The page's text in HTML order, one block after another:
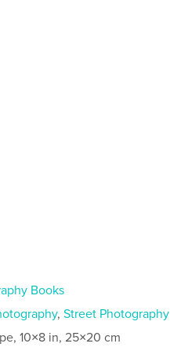
Books
,Street Photography
10×8 in, 25×20 cm